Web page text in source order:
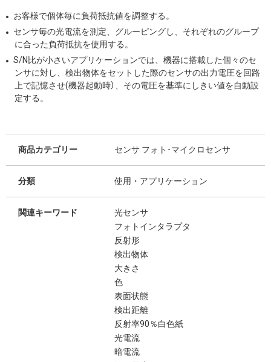
お客様で個体毎に負荷抵抗値を調整する。
センサ毎の光電流を測定、グルーピングし、それぞれのグループ
に合った負荷抵抗を使用する。
S/N比が小さいアプリケーションでは、機器に搭載した個々のセ
ンサに対し、検出物体をセットした際のセンサの出力電圧を回路
上で記憶させ(機器起動時）、その電圧を基準にしきい値を自動設
定する。
商品カテゴリー センサ フォト･マイクロセンサ
分類 使用・アプリケーション
関連キーワード
光センサ
フォトインタラプタ
反射形
検出物体
大きさ
色
表面状態
検出距離
反射率90％白色紙
光電流
暗電流